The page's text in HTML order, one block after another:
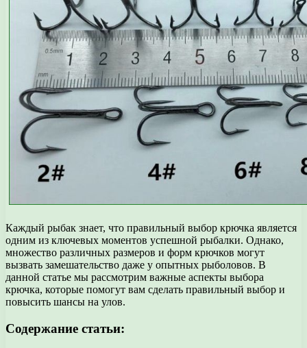
Каждый рыбак знает, что правильный выбор крючка является
одним из ключевых моментов успешной рыбалки. Однако,
множество различных размеров и форм крючков могут
вызвать замешательство даже у опытных рыболовов. В
данной статье мы рассмотрим важные аспекты выбора
крючка, которые помогут вам сделать правильный выбор и
повысить шансы на улов.
Содержание статьи: